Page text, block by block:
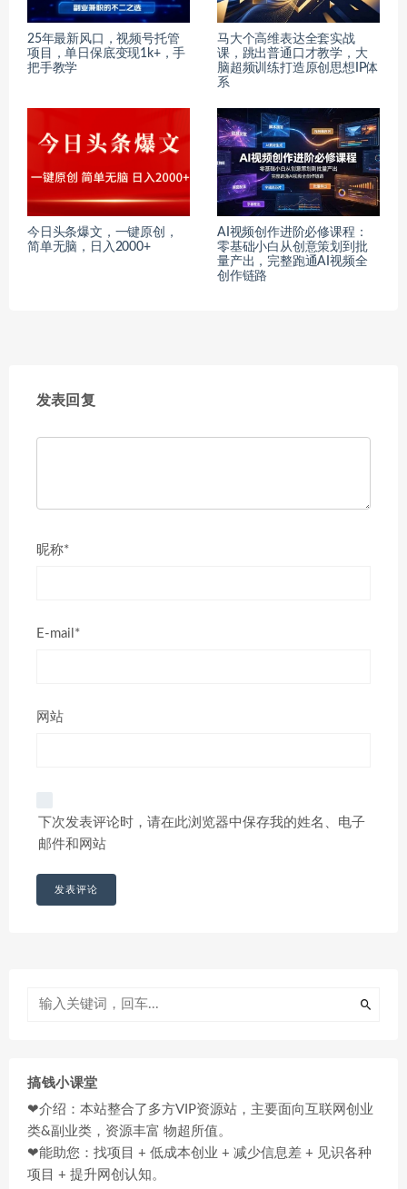
25年最新风口，视频号托管
项目，单日保底变现1k+，手
把手教学
马大个高维表达全套实战
课，跳出普通口才教学，大
脑超频训练打造原创思想IP体
系
今日头条爆文，一键原创，
简单无脑，日入2000+
AI视频创作进阶必修课程：
零基础小白从创意策划到批
量产出，完整跑通AI视频全
创作链路
发表回复
昵称*
E-mail*
网站
下次发表评论时，请在此浏览器中保存我的姓名、电子
邮件和网站
搞钱小课堂
❤介绍：本站整合了多方VIP资源站，主要面向互联网创业
类&副业类，资源丰富 物超所值。
❤能助您：找项目 + 低成本创业 + 减少信息差 + 见识各种
项目 + 提升网创认知。